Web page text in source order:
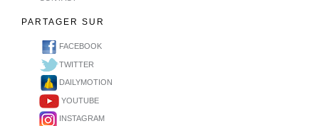
PARTAGER SUR
FACEBOOK
TWITTER
DAILYMOTION
YOUTUBE
INSTAGRAM